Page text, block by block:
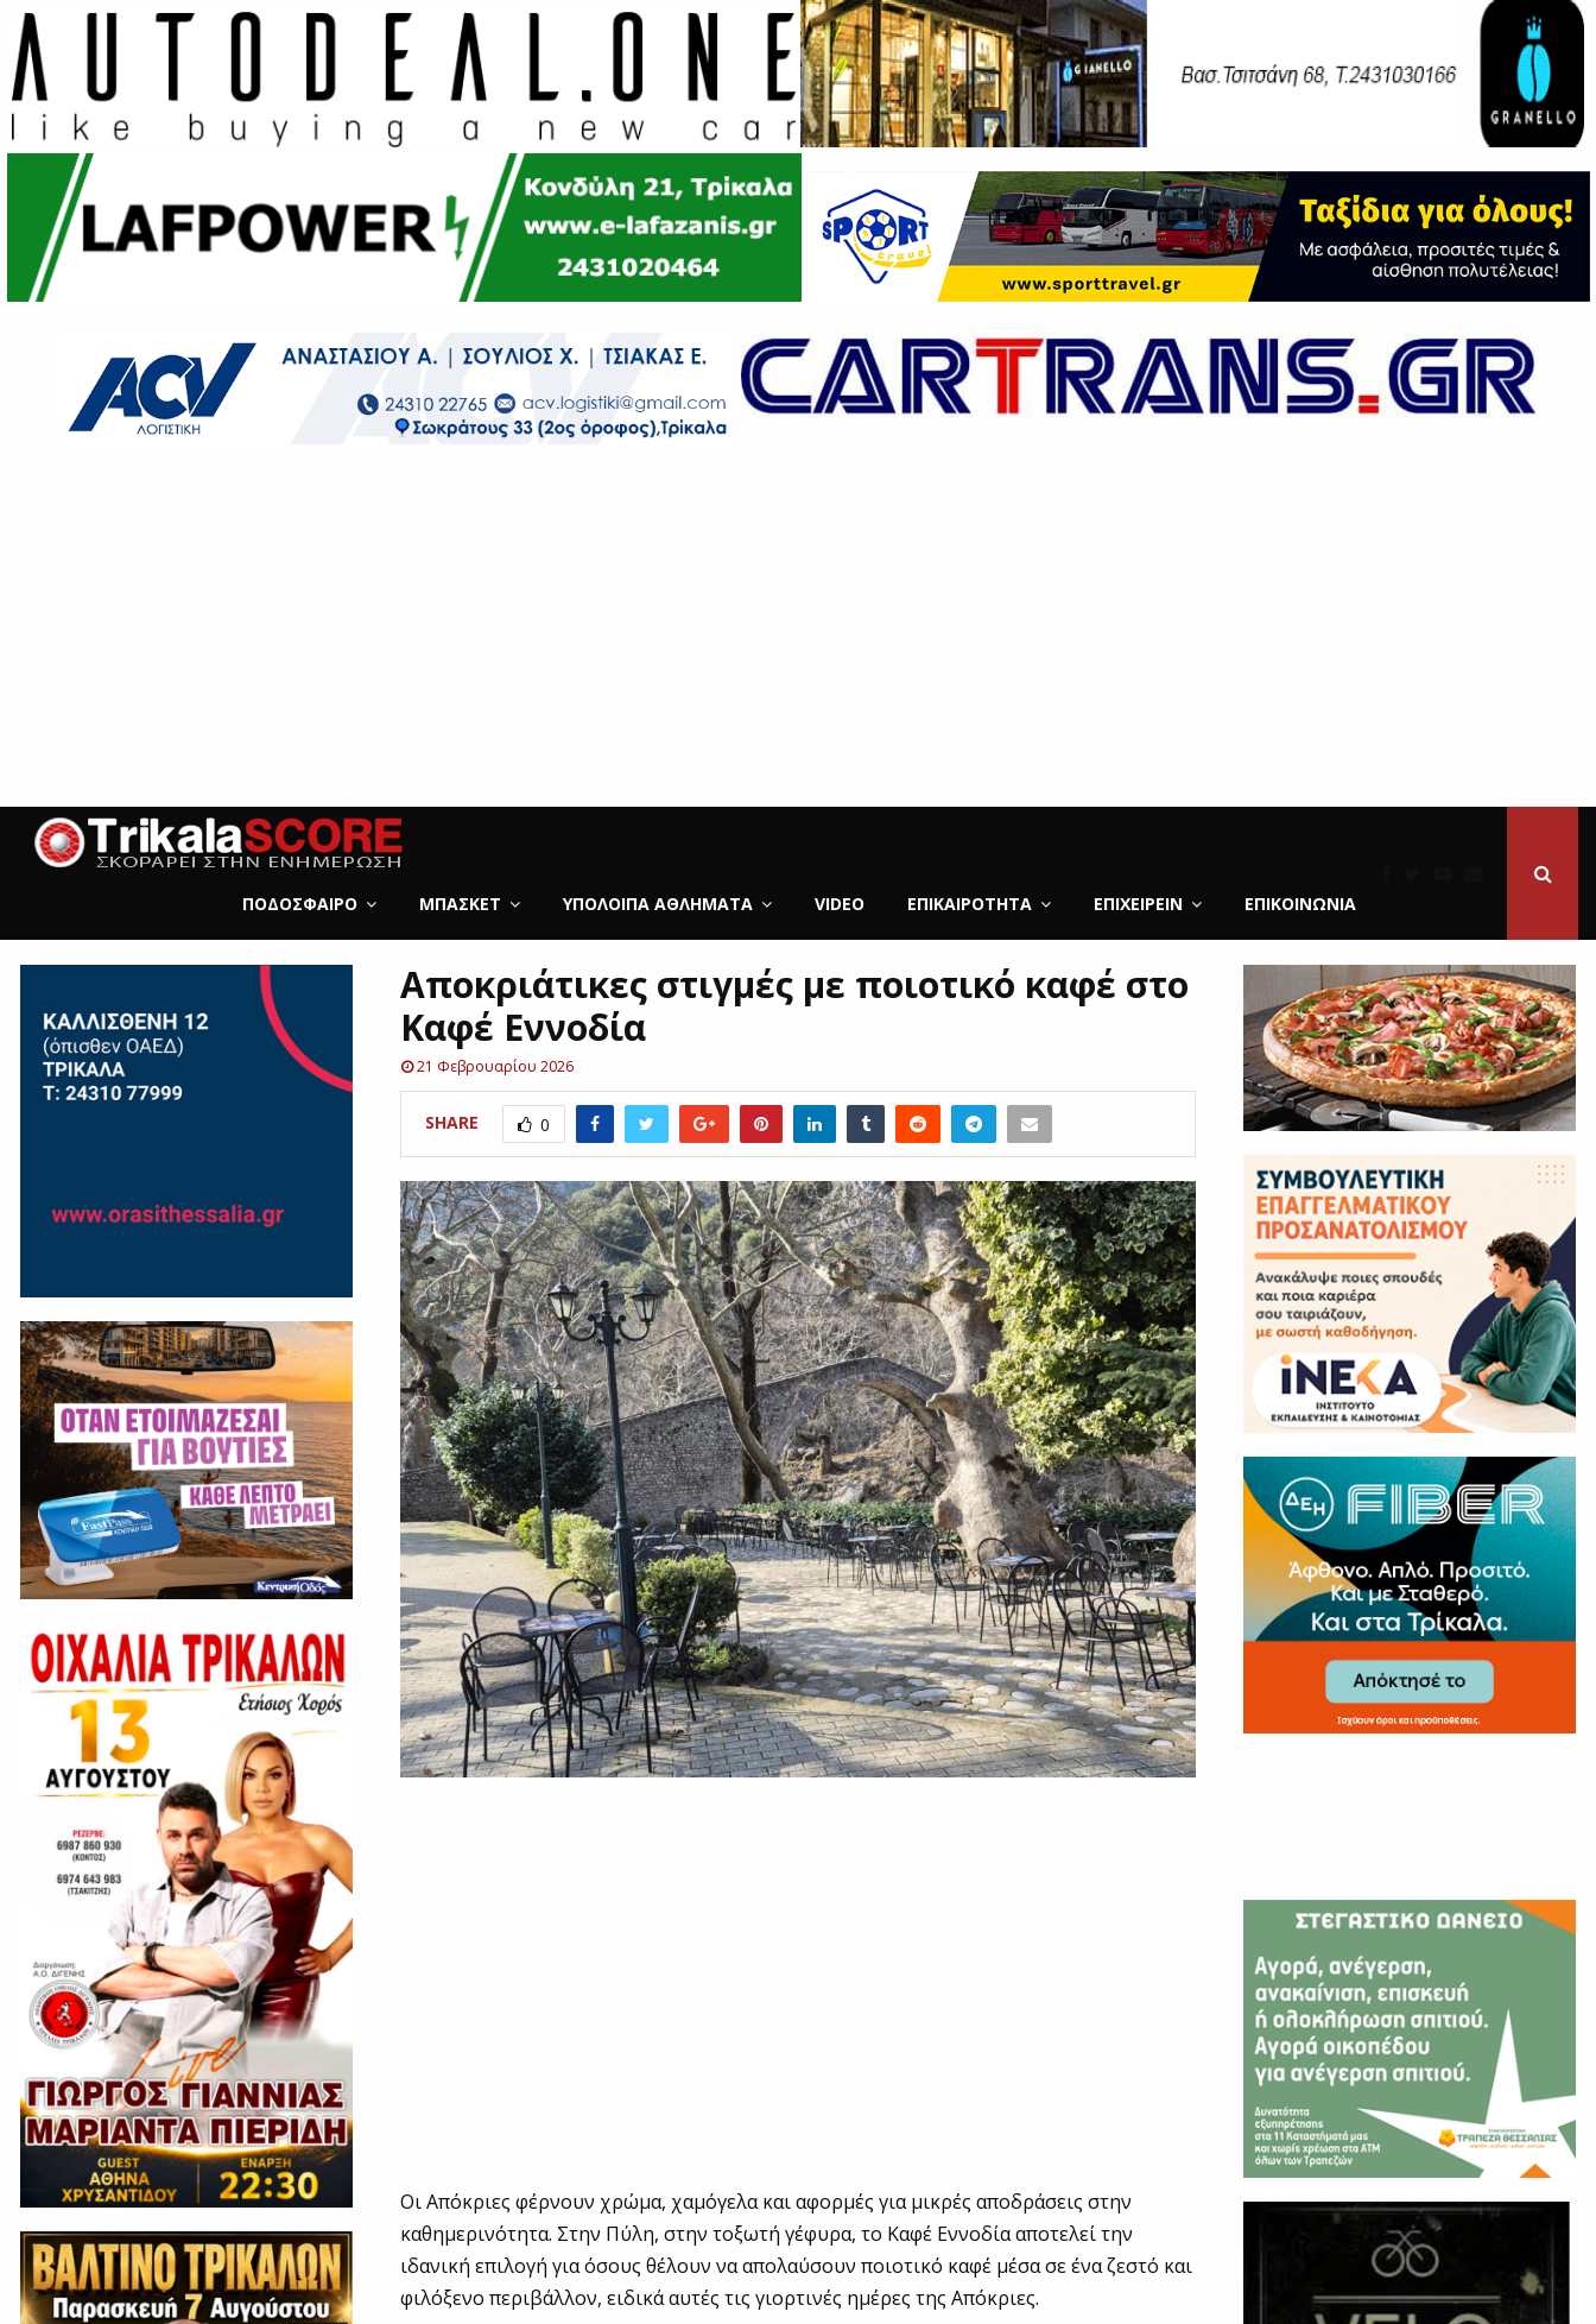
ΠΟΔΌΣΦΑΙΡΟ ΜΠΆΣΚΕΤ ΥΠΌΛΟΙΠΑ ΑΘΛΉΜΑΤΑ VIDEO ΕΠΙΚΑΙΡΌΤΗΤΑ ΕΠΙΧΕΙΡΕΙΝ ΕΠΙΚΟΙΝΩΝΊΑ
Αποκριάτικες στιγμές με ποιοτικό καφέ στο
Καφέ Εννοδία
21 Φεβρουαρίου 2026
SHARE 0
Οι Απόκριες φέρνουν χρώμα, χαμόγελα και αφορμές για μικρές αποδράσεις στην
καθημερινότητα. Στην Πύλη, στην τοξωτή γέφυρα, το Καφέ Εννοδία αποτελεί την
ιδανική επιλογή για όσους θέλουν να απολαύσουν ποιοτικό καφέ μέσα σε ένα ζεστό και
φιλόξενο περιβάλλον, ειδικά αυτές τις γιορτινές ημέρες της Απόκριες.